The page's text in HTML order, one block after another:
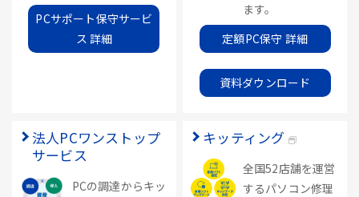
PCサポート保守サービ
ス 詳細
ます。
定額PC保守 詳細
資料ダウンロード
法人PCワンストップ
サービス
PCの調達からキッ
キッティング
全国52店舗を運営
するパソコン修理